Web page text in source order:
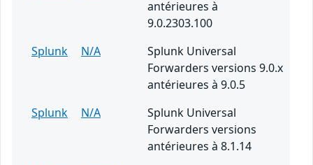
antérieures à
9.0.2303.100
Splunk
N/A
Splunk Universal
Forwarders versions 9.0.x
antérieures à 9.0.5
Splunk
N/A
Splunk Universal
Forwarders versions
antérieures à 8.1.14